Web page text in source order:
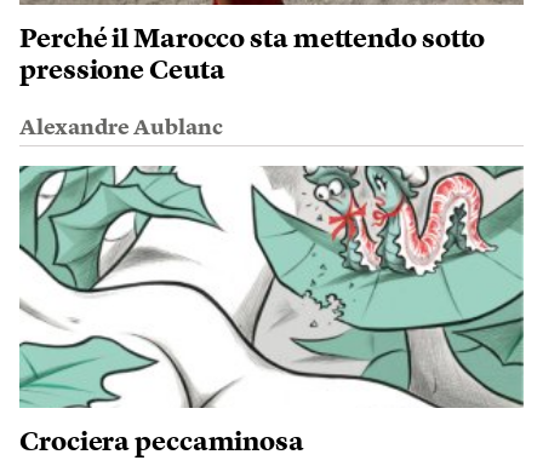
Perché il Marocco sta mettendo sotto
pressione Ceuta
Alexandre Aublanc
Crociera peccaminosa